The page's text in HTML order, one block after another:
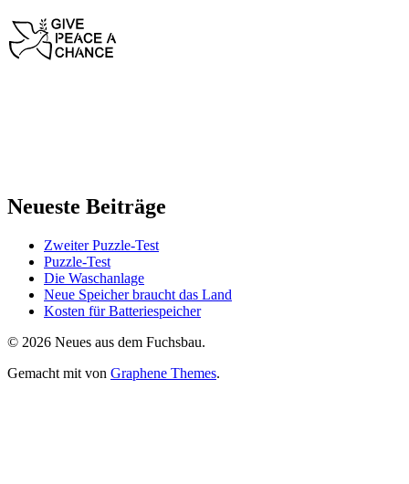
Neueste Beiträge
Zweiter Puzzle-Test
Puzzle-Test
Die Waschanlage
Neue Speicher braucht das Land
Kosten für Batteriespeicher
© 2026 Neues aus dem Fuchsbau.
Gemacht mit von Graphene Themes.